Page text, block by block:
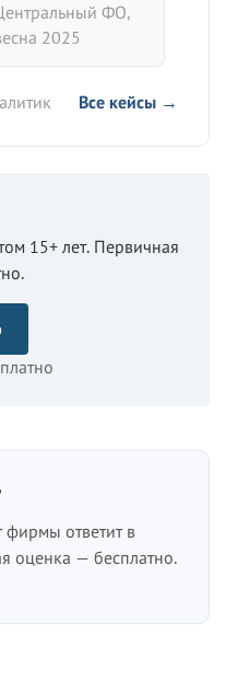
ФО,
2025
Все кейсы →
15+ лет. Первичная
ответит в
оценка — бесплатно.